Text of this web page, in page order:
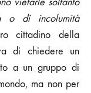
o di incolumità
cittadino della
di chiedere un
a un gruppo di
ma non per